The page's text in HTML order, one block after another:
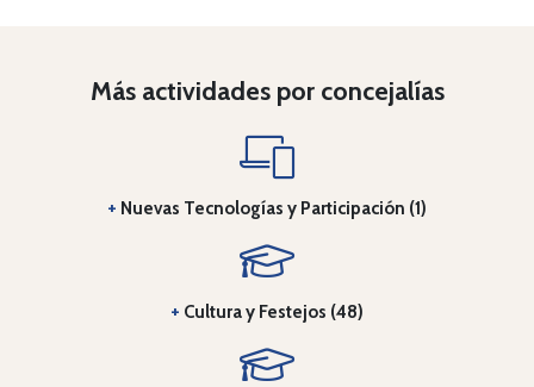
Más actividades por concejalías
+ Nuevas Tecnologías y Participación (1)
+ Cultura y Festejos (48)